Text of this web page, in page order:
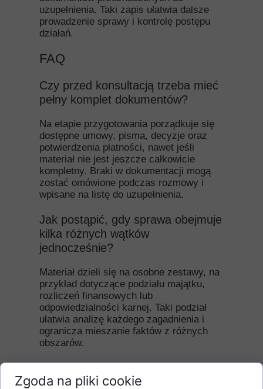
uzupełnienia. Taki zapis ułatwia dalsze
prowadzenie sprawy i kontrolę postępu
działań.
FAQ
Czy przed konsultacją trzeba mieć
pełny komplet dokumentów?
Na etapie przygotowania porządkuje się
dostępne umowy, pisma, decyzje oraz
potwierdzenia płatności, nawet jeśli
materiał nie jest jeszcze całkowicie
kompletny. Braki w dokumentacji mogą
zostać omówione podczas rozmowy i
wpisane na listę do uzupełnienia.
Jak postąpić, gdy sprawa obejmuje
kilka różnych wątków
jednocześnie?
Materiał dzieli się na osobne zestawy, na
przykład dotyczące podziału majątku,
rozliczeń finansowych lub
odpowiedzialności karnej. Taki podział
ułatwia analizę każdego zagadnienia i
ogranicza mieszanie faktów z różnych
obszarów.
udzielenia pełnomocnictwa
Zgoda na pliki cookie